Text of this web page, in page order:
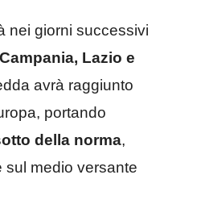
nei giorni successivi
Campania, Lazio e
avrà raggiunto
portando
della norma,
sul medio versante